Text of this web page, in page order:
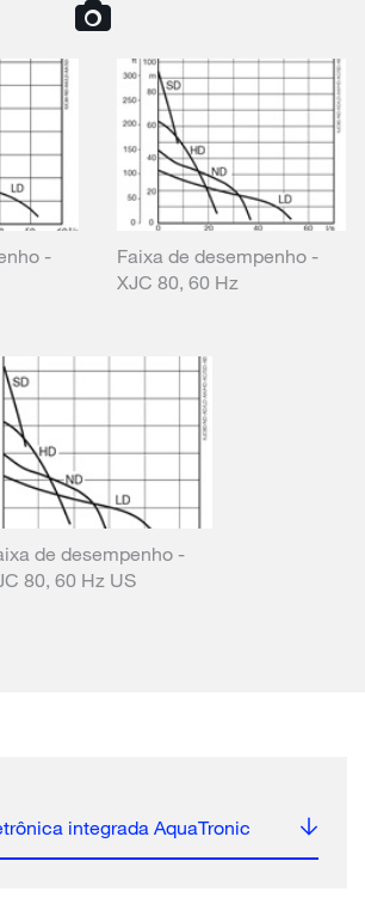
-
Faixa de desempenho -
XJC 80, 60 Hz
de desempenho -
80, 60 Hz US
integrada AquaTronic